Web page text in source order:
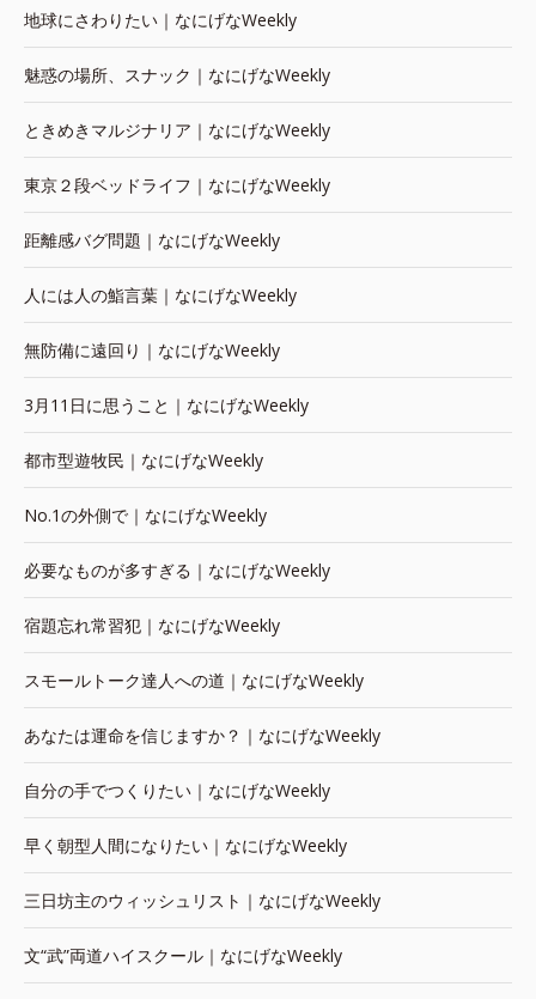
地球にさわりたい｜なにげなWeekly
魅惑の場所、スナック｜なにげなWeekly
ときめきマルジナリア｜なにげなWeekly
東京２段ベッドライフ｜なにげなWeekly
距離感バグ問題｜なにげなWeekly
人には人の鮨言葉｜なにげなWeekly
無防備に遠回り｜なにげなWeekly
3月11日に思うこと｜なにげなWeekly
都市型遊牧民｜なにげなWeekly
No.1の外側で｜なにげなWeekly
必要なものが多すぎる｜なにげなWeekly
宿題忘れ常習犯｜なにげなWeekly
スモールトーク達人への道｜なにげなWeekly
あなたは運命を信じますか？｜なにげなWeekly
自分の手でつくりたい｜なにげなWeekly
早く朝型人間になりたい｜なにげなWeekly
三日坊主のウィッシュリスト｜なにげなWeekly
文“武”両道ハイスクール｜なにげなWeekly